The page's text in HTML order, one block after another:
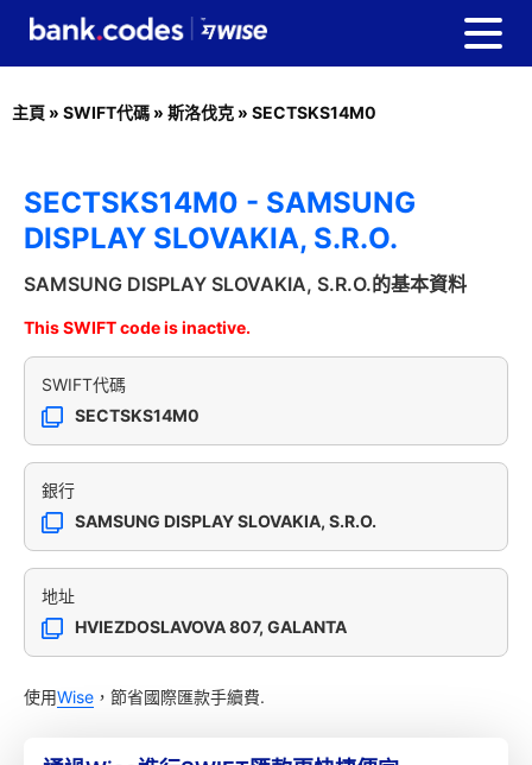
主頁 » SWIFT代碼 » 斯洛伐克 » SECTSKS14M0
SECTSKS14M0 - SAMSUNG
DISPLAY SLOVAKIA, S.R.O.
SAMSUNG DISPLAY SLOVAKIA, S.R.O.的基本資料
This SWIFT code is inactive.
SWIFT代碼
SECTSKS14M0
銀行
SAMSUNG DISPLAY SLOVAKIA, S.R.O.
地址
HVIEZDOSLAVOVA 807, GALANTA
使用Wise ，節省國際匯款手續費.